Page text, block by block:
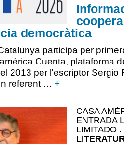
democràtica
participa per
Cuenta, plataforma
2013 per l'escriptor Sergio
referent … +
CASA
ENTRADA
LIMITADO